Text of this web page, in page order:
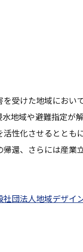
受けた地域におい
地域や避難指定が
性化させるととも
還、さらには産業
社団法人地域デザイ